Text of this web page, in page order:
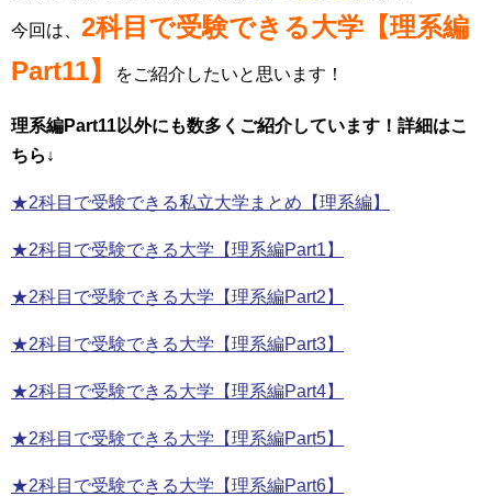
今回は、 2科目で受験できる大学【理系編
Part11】
をご紹介したいと思います！
理系編Part11以外にも数多くご紹介しています！詳細はこ
ちら↓
★2科目で受験できる私立大学まとめ【理系編】
★2科目で受験できる大学【理系編Part1】
★2科目で受験できる大学【理系編Part2】
★2科目で受験できる大学【理系編Part3】
★2科目で受験できる大学【理系編Part4】
★2科目で受験できる大学【理系編Part5】
★2科目で受験できる大学【理系編Part6】